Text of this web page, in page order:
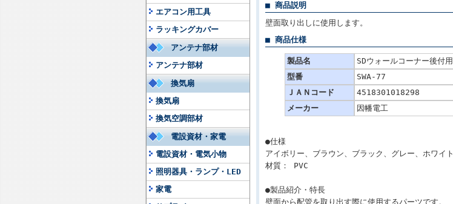
エアコン用工具
ラッキングカバー
アンテナ部材
アンテナ部材
換気扇
換気扇
換気空調部材
電設資材・家電
電設資材・電気小物
照明器具・ランプ・LED
家電
■ 商品説明
壁面取り出しに使用します。
■ 商品仕様
製品名
SDウォールコーナー後付用
型番
SWA-77
ＪＡＮコード
4518301018298
メーカー
因幡電工
●仕様
アイボリー、ブラウン、ブラック、グレー、ホワイト
材質： PVC
●製品紹介・特長
壁面から配管を取り出す際に使用するパーツです。